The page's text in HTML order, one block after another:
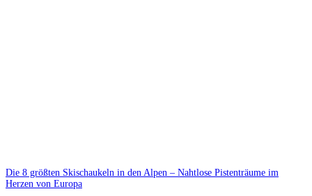
Die 8 größten Skischaukeln in den Alpen – Nahtlose Pistenträume im
Herzen von Europa